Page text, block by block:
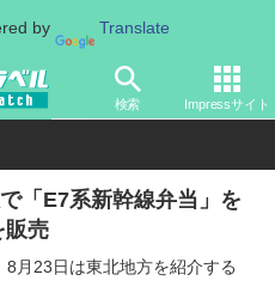
by Translate
検索 Impressサイト
台湾
「E7系新幹線弁当」を
販売
月23日は東北地方を紹介する